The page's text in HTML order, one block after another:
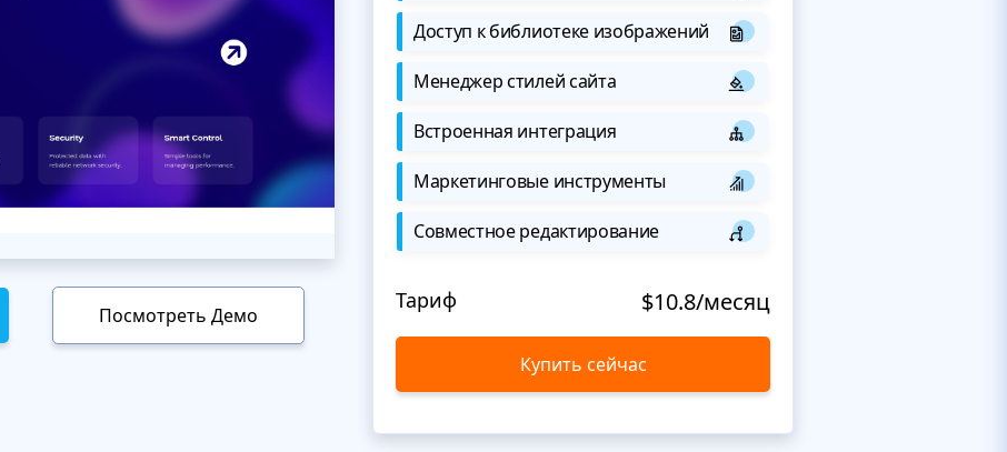
Посмотреть Демо
Доступ к библиотеке изображений
Менеджер стилей сайта
Встроенная интеграция
Маркетинговые инструменты
Совместное редактирование
Тариф $10.8/месяц
Купить сейчас